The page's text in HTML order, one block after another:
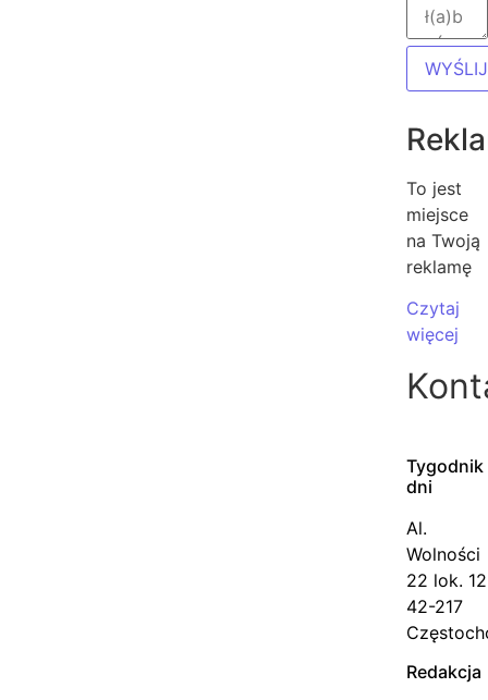
To jest
miejsce
na Twoją
reklamę
Czytaj
więcej
Tygodnik
dni
Al.
Wolności
22 lok. 12
42-217
Redakcja